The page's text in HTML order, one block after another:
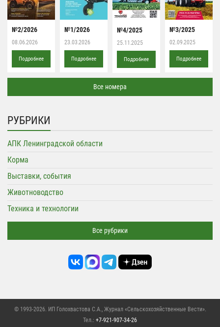
№2/2026
08.06.2026
Подробнее
№1/2026
23.03.2026
Подробнее
№4/2025
25.11.2025
Подробнее
№3/2025
02.09.2025
Подробнее
Все номера
РУБРИКИ
АПК Ленинградской области
Корма
Выставки, события
Животноводство
Техника и технологии
Все рубрики
© 1993-2026. ИП Голохвастова С.А., Журнал «Сельскохозяйственные Вести».
Тел.: +7-921-907-34-26